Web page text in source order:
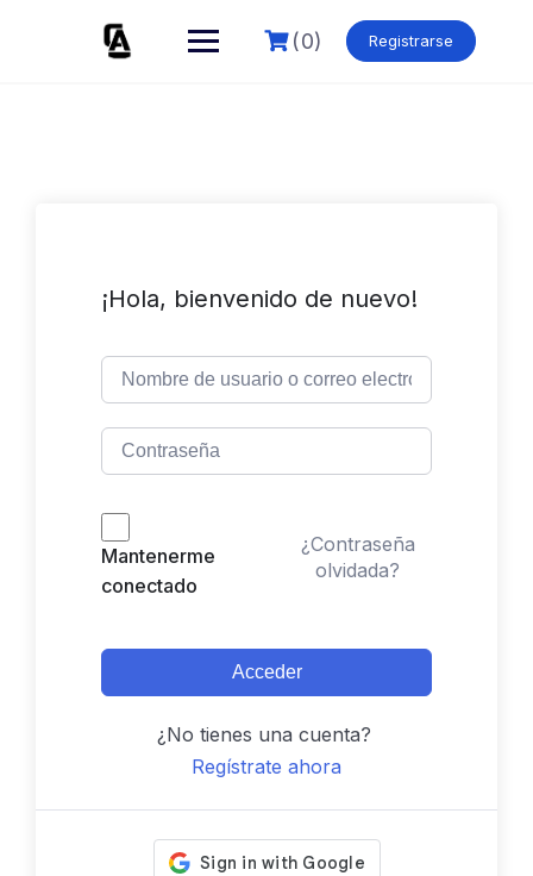
(0) Registrarse
¡Hola, bienvenido de nuevo!
Mantenerme
conectado
¿Contraseña
olvidada?
Acceder
¿No tienes una cuenta?
Regístrate ahora